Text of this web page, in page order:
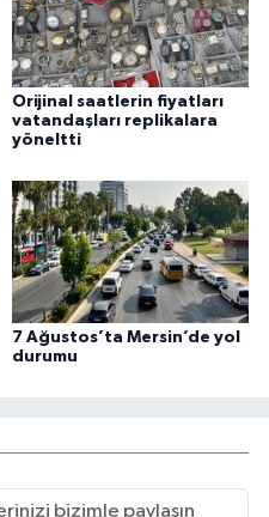
Orijinal saatlerin fiyatları
vatandaşları replikalara
yöneltti
7 Ağustos’ta Mersin’de yol
durumu